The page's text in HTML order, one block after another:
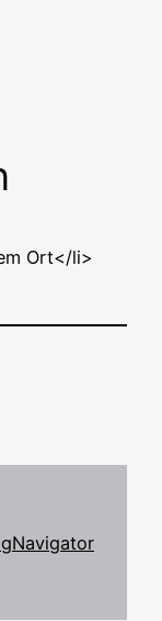
Ort</li>
Navigator